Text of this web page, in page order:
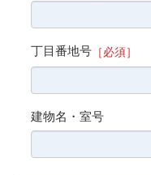
丁目番地号［必須］
建物名・室号